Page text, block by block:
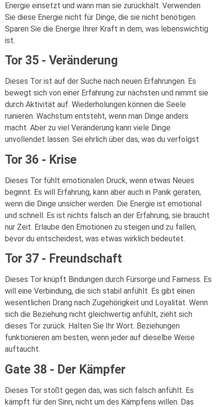
Energie einsetzt und wann man sie zurückhält. Verwenden
Sie diese Energie nicht für Dinge, die sie nicht benötigen.
Sparen Sie die Energie Ihrer Kraft in dem, was lebenswichtig
ist.
Tor 35 - Veränderung
Dieses Tor ist auf der Suche nach neuen Erfahrungen. Es
bewegt sich von einer Erfahrung zur nächsten und nimmt sie
durch Aktivität auf. Wiederholungen können die Seele
ruinieren. Wachstum entsteht, wenn man Dinge anders
macht. Aber zu viel Veränderung kann viele Dinge
unvollendet lassen. Sei ehrlich über das, was du verfolgst.
Tor 36 - Krise
Dieses Tor fühlt emotionalen Druck, wenn etwas Neues
beginnt. Es will Erfahrung, kann aber auch in Panik geraten,
wenn die Dinge unsicher werden. Die Energie ist emotional
und schnell. Es ist nichts falsch an der Erfahrung, sie braucht
nur Zeit. Erlaube den Emotionen zu steigen und zu fallen,
bevor du entscheidest, was etwas wirklich bedeutet.
Tor 37 - Freundschaft
Dieses Tor knüpft Bindungen durch Fürsorge und Fairness. Es
will eine Verbindung, die sich stabil anfühlt. Es gibt einen
wesentlichen Drang nach Zugehörigkeit und Loyalität. Wenn
sich die Beziehung nicht gleichwertig anfühlt, zieht sich
dieses Tor zurück. Halten Sie Ihr Wort. Beziehungen
funktionieren am besten, wenn jeder auf dieselbe Weise
auftaucht.
Gate 38 - Der Kämpfer
Dieses Tor stößt gegen das, was sich falsch anfühlt. Es
kämpft für den Sinn, nicht um des Kämpfens willen. Das